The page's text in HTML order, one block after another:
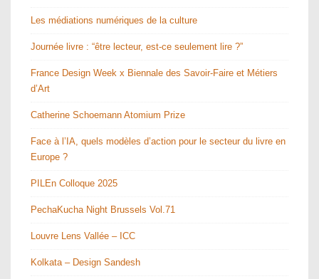
Les médiations numériques de la culture
Journée livre : “être lecteur, est-ce seulement lire ?”
France Design Week x Biennale des Savoir-Faire et Métiers
d’Art
Catherine Schoemann Atomium Prize
Face à l’IA, quels modèles d’action pour le secteur du livre en
Europe ?
PILEn Colloque 2025
PechaKucha Night Brussels Vol.71
Louvre Lens Vallée – ICC
Kolkata – Design Sandesh